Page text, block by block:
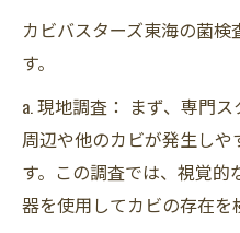
カビバスターズ東海の菌
す。
a. 現地調査： まず、専門
周辺や他のカビが発生し
す。この調査では、視覚
器を使用してカビの存在を